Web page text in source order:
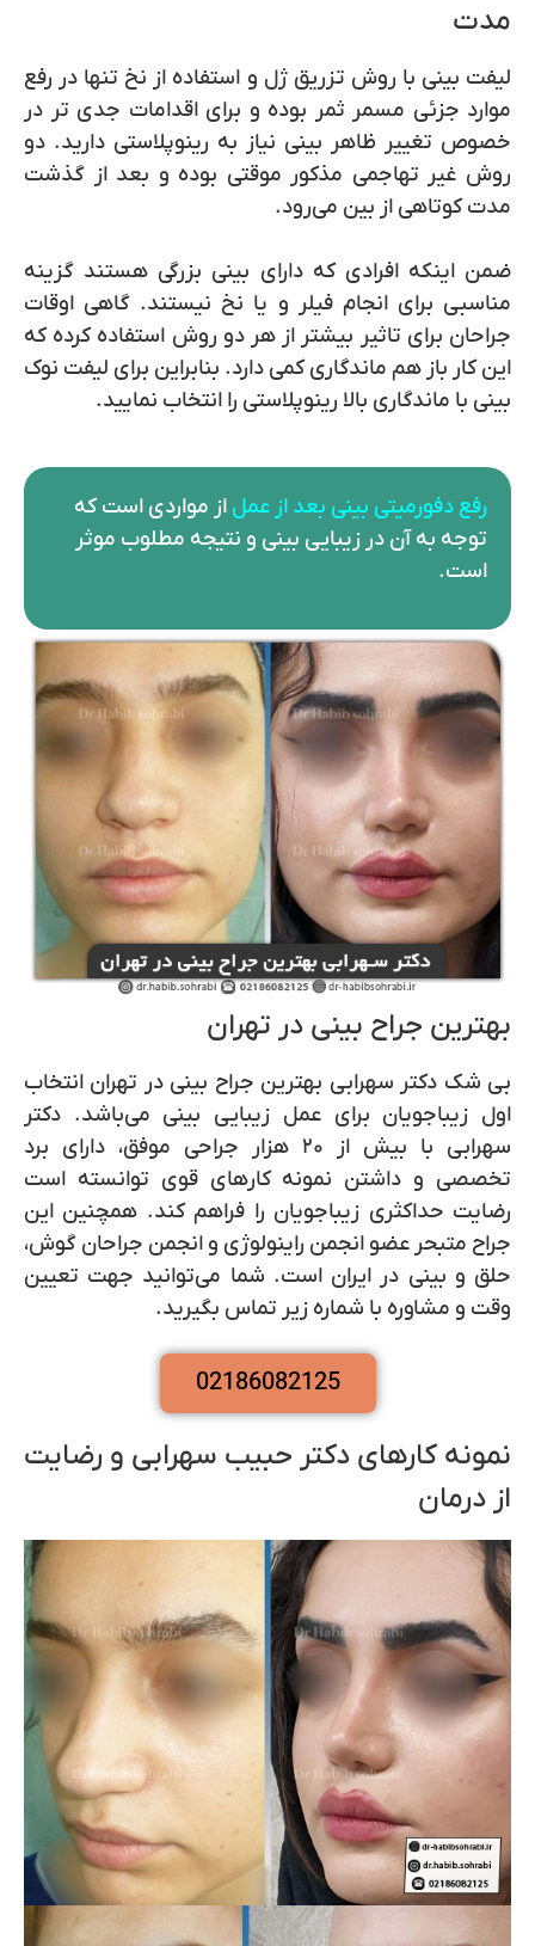
مدت
لیفت بینی با روش تزریق ژل و استفاده از نخ تنها در رفع
موارد جزئی مسمر ثمر بوده و برای اقدامات جدی تر در
خصوص تغییر ظاهر بینی نیاز به رینوپلاستی دارید. دو
روش غیر تهاجمی مذکور موقتی بوده و بعد از گذشت
مدت کوتاهی از بین می‌رود.
ضمن اینکه افرادی که دارای بینی بزرگی هستند گزینه
مناسبی برای انجام فیلر و یا نخ نیستند. گاهی اوقات
جراحان برای تاثیر بیشتر از هر دو روش استفاده کرده که
این کار باز هم ماندگاری کمی دارد. بنابراین برای لیفت نوک
بینی با ماندگاری بالا رینوپلاستی را انتخاب نمایید.
رفع دفورمیتی بینی بعد از عمل از مواردی است که
توجه به آن در زیبایی بینی و نتیجه مطلوب موثر
است.
بهترین جراح بینی در تهران
بی شک دکتر سهرابی بهترین جراح بینی در تهران انتخاب
اول زیباجویان برای عمل زیبایی بینی می‌باشد. دکتر
سهرابی با بیش از ۲۰ هزار جراحی موفق، دارای برد
تخصصی و داشتن نمونه کارهای قوی توانسته است
رضایت حداکثری زیباجویان را فراهم کند. همچنین این
جراح متبحر عضو انجمن راینولوژی و انجمن جراحان گوش،
حلق و بینی در ایران است. شما می‌توانید جهت تعیین
وقت و مشاوره با شماره زیر تماس بگیرید.
02186082125
نمونه کارهای دکتر حبیب سهرابی و رضایت
از درمان